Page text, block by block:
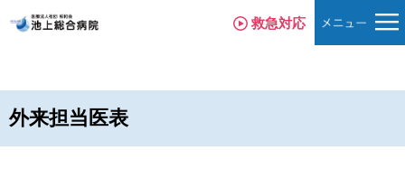
救急対応
外来担当医表